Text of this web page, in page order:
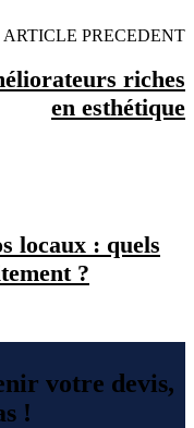
ARTICLE PRECEDENT
riches
en esthétique
locaux : quels
?
votre devis,
!